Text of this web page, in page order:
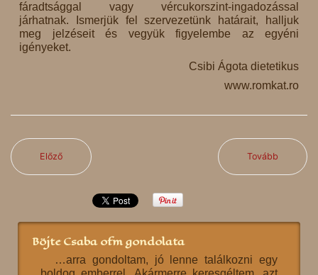
fáradtsággal vagy vércukorszint-ingadozással
járhatnak. Ismerjük fel szervezetünk határait, halljuk
meg jelzéseit és vegyük figyelembe az egyéni
igényeket.
Csibi Ágota dietetikus
www.romkat.ro
Előző Tovább
Böjte Csaba ofm gondolata
…arra gondoltam, jó lenne találkozni egy